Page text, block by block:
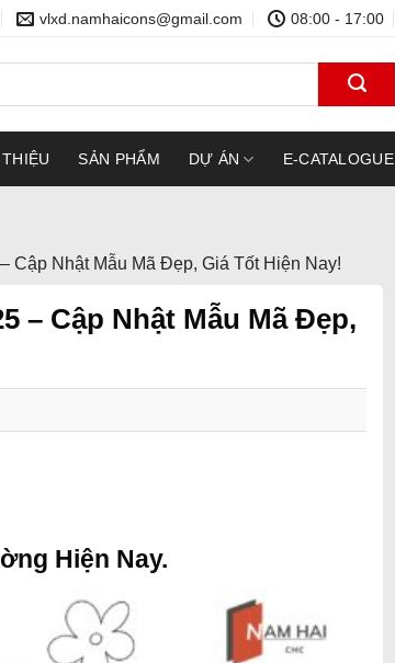
vlxd.namhaicons@gmail.com 08:00 - 17:00
SẢN PHẨM DỰ ÁN E-CATALOGUE
Cập Nhật Mẫu Mã Đẹp, Giá Tốt Hiện Nay!
– Cập Nhật Mẫu Mã Đẹp,
Hiện Nay.